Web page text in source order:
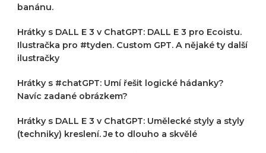
banánu.
Hrátky s DALL E 3 v ChatGPT: DALL E 3 pro Ecoistu.
Ilustračka pro #tyden. Custom GPT. A nějaké ty další
ilustračky
Hrátky s #chatGPT: Umí řešit logické hádanky?
Navíc zadané obrázkem?
Hrátky s DALL E 3 v ChatGPT: Umělecké styly a styly
(techniky) kreslení. Je to dlouho a skvělé